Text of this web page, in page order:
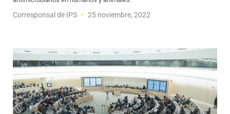
Corresponsal de IPS 25 noviembre, 2022